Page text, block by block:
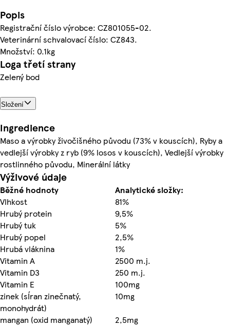
Popis
Registrační číslo výrobce: CZ801055-02.
Veterinární schvalovací číslo: CZ843.
Množství: 0.1kg
Loga třetí strany
Zelený bod
Složení
Ingredience
Maso a výrobky živočišného původu (73% v kouscích), Ryby a
vedlejší výrobky z ryb (9% losos v kouscích), Vedlejší výrobky
rostlinného původu, Minerální látky
Výživové údaje
Běžné hodnoty
Analytické složky:
Vlhkost
81%
Hrubý protein
9,5%
Hrubý tuk
5%
Hrubý popel
2,5%
Hrubá vláknina
1%
Vitamin A
2500 m.j.
Vitamin D3
250 m.j.
Vitamin E
100mg
zinek (sÍran zinečnatý,
monohydrát)
10mg
mangan (oxid manganatý)
2,5mg